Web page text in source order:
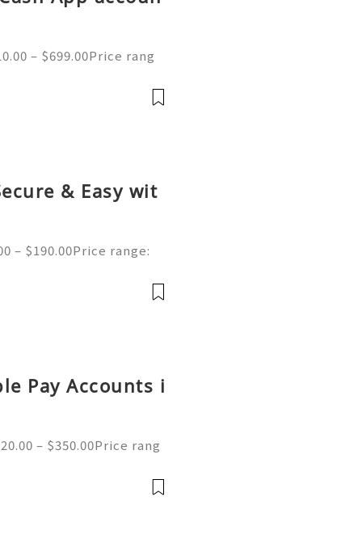
– $699.00Price rang
afraid to buy our Veri
& Easy wit
– $190.00Price range:
Buy verified Bitpay A
Pay Accounts i
– $350.00Price rang
Apple Pay accou